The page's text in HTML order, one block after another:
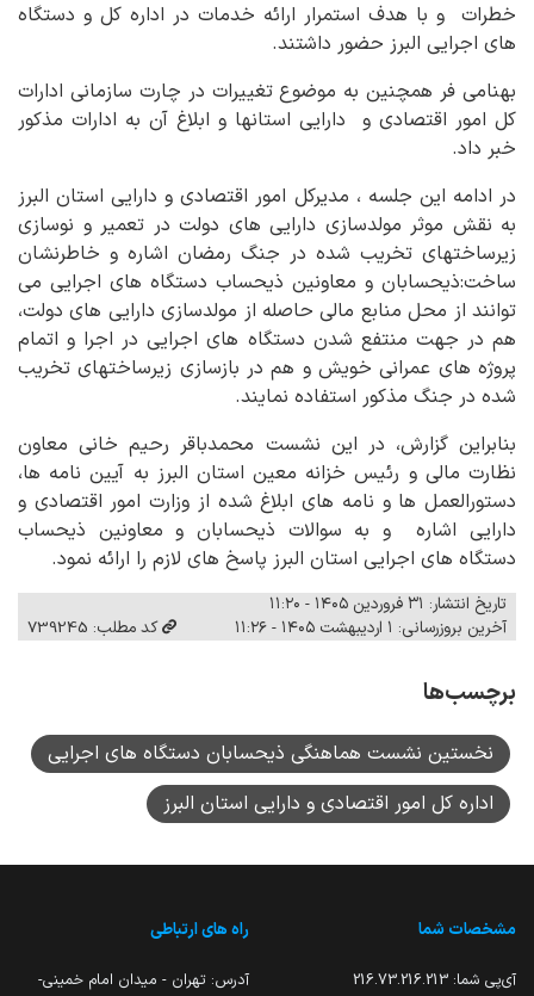
خطرات و با هدف استمرار ارائه خدمات در اداره کل و دستگاه
های اجرایی البرز حضور داشتند.
بهنامی فر همچنین به موضوع تغییرات در چارت سازمانی ادارات
کل امور اقتصادی و دارایی استانها و ابلاغ آن به ادارات مذکور
خبر داد.
در ادامه این جلسه ، مدیرکل امور اقتصادی و دارایی استان البرز
به نقش موثر مولدسازی دارایی های دولت در تعمیر و نوسازی
زیرساختهای تخریب شده در جنگ رمضان اشاره و خاطرنشان
ساخت:ذیحسابان و معاونین ذیحساب دستگاه های اجرایی می
توانند از محل منابع مالی حاصله از مولدسازی دارایی های دولت،
هم در جهت منتفع شدن دستگاه های اجرایی در اجرا و اتمام
پروژه های عمرانی خویش و هم در بازسازی زیرساختهای تخریب
شده در جنگ مذکور استفاده نمایند.
بنابراین گزارش، در این نشست محمدباقر رحیم خانی معاون
نظارت مالی و رئیس خزانه معین استان البرز به آیین نامه ها،
دستورالعمل ها و نامه های ابلاغ شده از وزارت امور اقتصادی و
دارایی اشاره و به سوالات ذیحسابان و معاونین ذیحساب
دستگاه های اجرایی استان البرز پاسخ های لازم را ارائه نمود.
تاریخ انتشار: ۳۱ فروردین ۱۴۰۵ - ۱۱:۲۰
آخرین بروزرسانی: ۱ اردیبهشت ۱۴۰۵ - ۱۱:۲۶
کد مطلب: 739245
برچسب‌ها
نخستین نشست هماهنگی ذیحسابان دستگاه های اجرایی
اداره کل امور اقتصادی و دارایی استان البرز
مشخصات شما
آی‌پی شما: 216.73.216.213
راه های ارتباطی
آدرس: تهران - میدان امام خمینی-